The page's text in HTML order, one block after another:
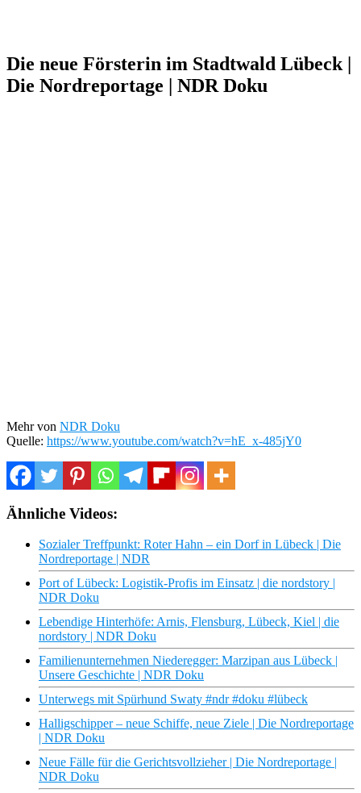
Die neue Försterin im Stadtwald Lübeck |
Die Nordreportage | NDR Doku
Mehr von NDR Doku
Quelle: https://www.youtube.com/watch?v=hE_x-485jY0
Ähnliche Videos:
Sozialer Treffpunkt: Roter Hahn – ein Dorf in Lübeck | Die
Nordreportage | NDR
Port of Lübeck: Logistik-Profis im Einsatz | die nordstory |
NDR Doku
Lebendige Hinterhöfe: Arnis, Flensburg, Lübeck, Kiel | die
nordstory | NDR Doku
Familienunternehmen Niederegger: Marzipan aus Lübeck |
Unsere Geschichte | NDR Doku
Unterwegs mit Spürhund Swaty #ndr #doku #lübeck
Halligschipper – neue Schiffe, neue Ziele | Die Nordreportage
| NDR Doku
Neue Fälle für die Gerichtsvollzieher | Die Nordreportage |
NDR Doku